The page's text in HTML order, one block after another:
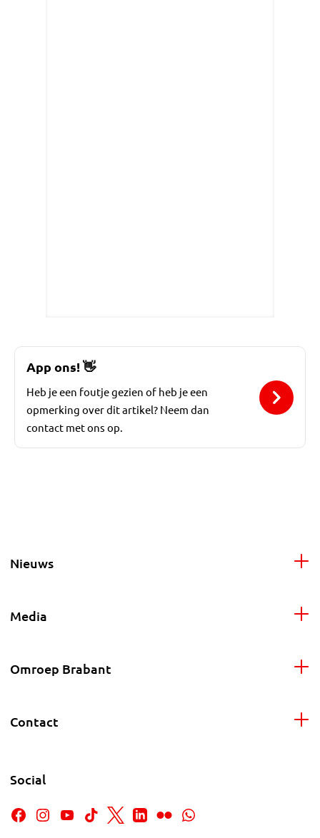
App ons!👋
Heb je een foutje gezien of heb je een
opmerking over dit artikel? Neem dan
contact met ons op.
Nieuws
Media
Omroep Brabant
Contact
Social